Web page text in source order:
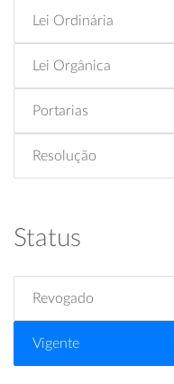
Lei Ordinária
Lei Orgânica
Portarias
Resolução
Status
Revogado
Vigente